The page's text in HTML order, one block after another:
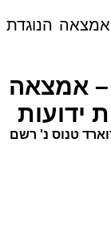
הנוגדת
– אמצאה
ידועות
תל אביב-יפו) 54855-01-21 אדוארד טנוס נ' רשם